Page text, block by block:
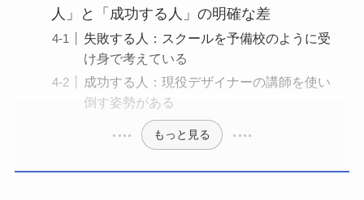
人」と「成功する人」の明確な差
失敗する人：スクールを予備校のように受
け身で考えている
成功する人：現役デザイナーの講師を使い
倒す姿勢がある
もっと見る